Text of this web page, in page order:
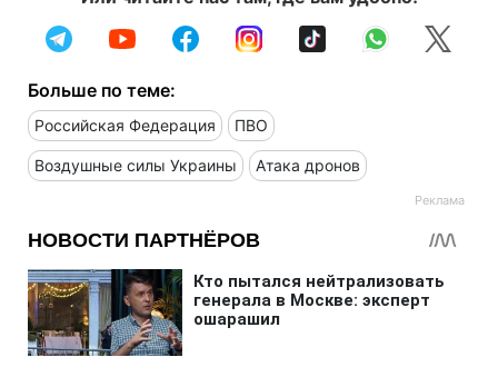
Больше по теме:
Российская Федерация ПВО
Воздушные силы Украины Атака дронов